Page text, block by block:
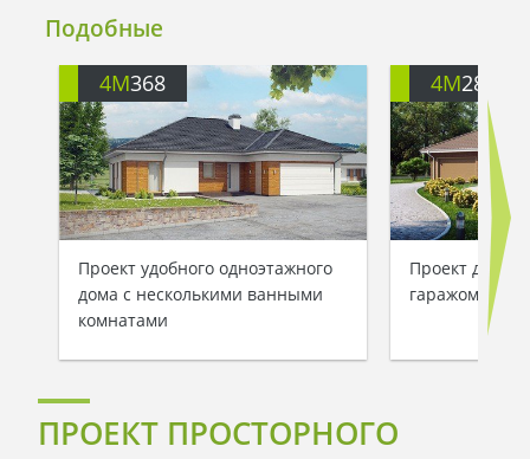
Подобные
4M368
Проект удобного одноэтажного
дома с несколькими ванными
комнатами
4M288
Проект дома
гаражом для
ПРОЕКТ ПРОСТОРНОГО